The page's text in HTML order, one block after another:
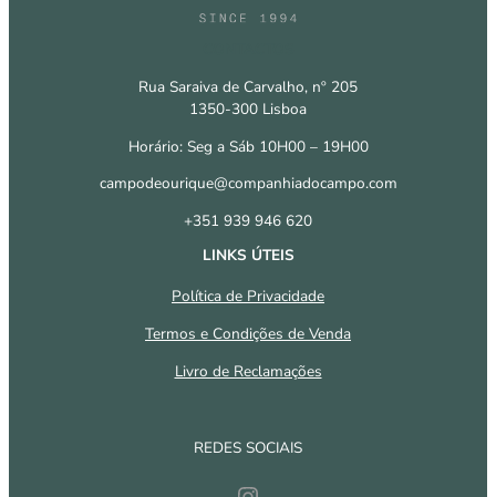
LINKS ÚTEIS
Política de Privacidade
Termos e Condições de Venda
Livro de Reclamações
REDES SOCIAIS
Rua Saraiva de Carvalho, nº 205
1350-300 Lisboa
Horário: Seg a Sáb 10H00 – 19H00
campodeourique@companhiadocampo.com
+351 939 946 620